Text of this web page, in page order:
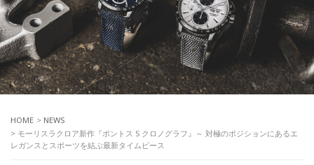
HOME > NEWS
> モーリスラクロア新作『ポントス S クロノグラフ』～ 対極のポジションにあるエ
レガンスとスポーツを結ぶ最新タイムピース